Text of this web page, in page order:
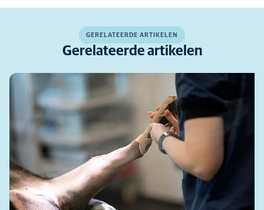
GERELATEERDE ARTIKELEN
Gerelateerde artikelen